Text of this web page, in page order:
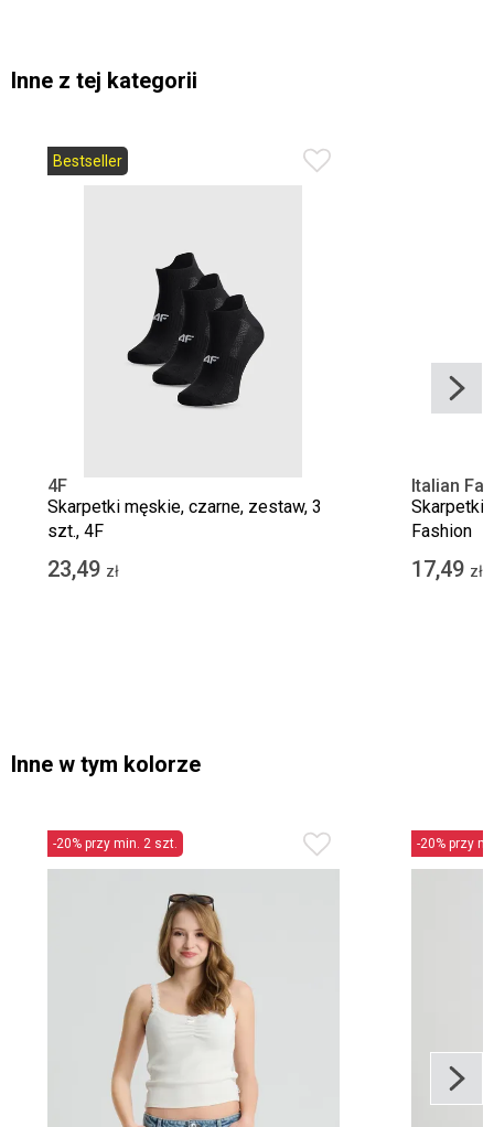
Inne z tej kategorii
Bestseller
4F
Skarpetki męskie, czarne, zestaw, 3
szt., 4F
23,49 zł
Italian
Skarpetki
Fashion
17,49 zł
Inne w tym kolorze
-20% przy min. 2 szt. -20% przy